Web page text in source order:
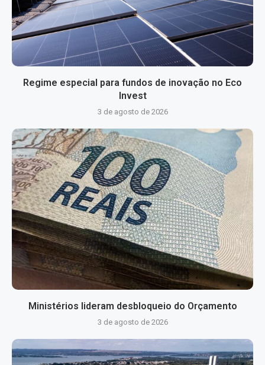
Regime especial para fundos de inovação no Eco
Invest
3 de agosto de 2026
Ministérios lideram desbloqueio do Orçamento
3 de agosto de 2026